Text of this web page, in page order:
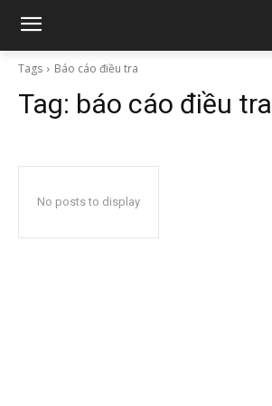
Tags Báo cáo điều tra
Tag: báo cáo điều tra
No posts to display